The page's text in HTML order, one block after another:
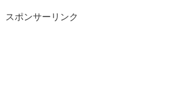
スポンサーリンク